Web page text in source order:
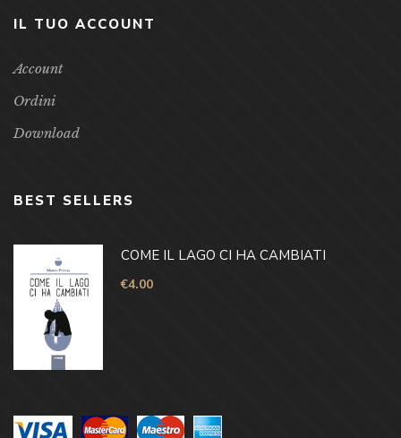
IL TUO ACCOUNT
Account
Ordini
Download
BEST SELLERS
COME IL LAGO CI HA CAMBIATI
€4.00